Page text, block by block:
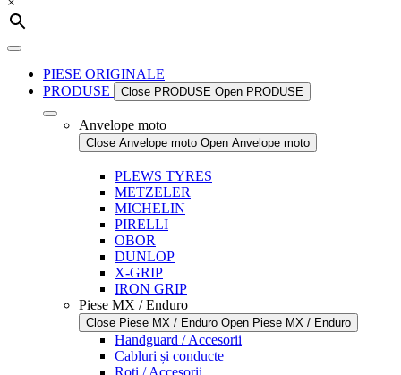
PIESE ORIGINALE
PRODUSE
Close PRODUSE Open PRODUSE
Anvelope moto
Close Anvelope moto Open Anvelope moto
PLEWS TYRES
METZELER
MICHELIN
PIRELLI
OBOR
DUNLOP
X-GRIP
IRON GRIP
Piese MX / Enduro
Close Piese MX / Enduro Open Piese MX / Enduro
Handguard / Accesorii
Cabluri și conducte
Roți / Accesorii